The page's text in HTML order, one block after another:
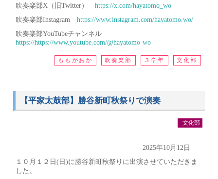
吹奏楽部X（旧Twitter）https://x.com/hayatomo_wo
吹奏楽部Instagramhttps://www.instagram.com/hayatomo.wo/
吹奏楽部YouTubeチャンネル
https://https://www.youtube.com/@hayatomo-wo
ももがおか 吹奏楽部 ３学年 文化部
【平家太鼓部】勝谷新町秋祭りで演奏
文化部
2025年10月12日
１０月１２日(日)に勝谷新町秋祭りに出演させていただきま
した。